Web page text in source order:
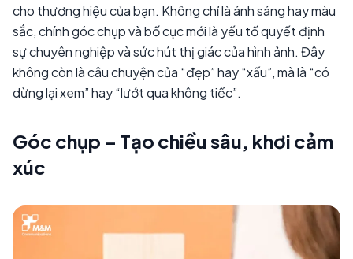
cho thương hiệu của bạn. Không chỉ là ánh sáng hay màu
sắc, chính góc chụp và bố cục mới là yếu tố quyết định
sự chuyên nghiệp và sức hút thị giác của hình ảnh. Đây
không còn là câu chuyện của “đẹp” hay “xấu”, mà là “có
dừng lại xem” hay “lướt qua không tiếc”.
Góc chụp – Tạo chiều sâu, khơi cảm
xúc